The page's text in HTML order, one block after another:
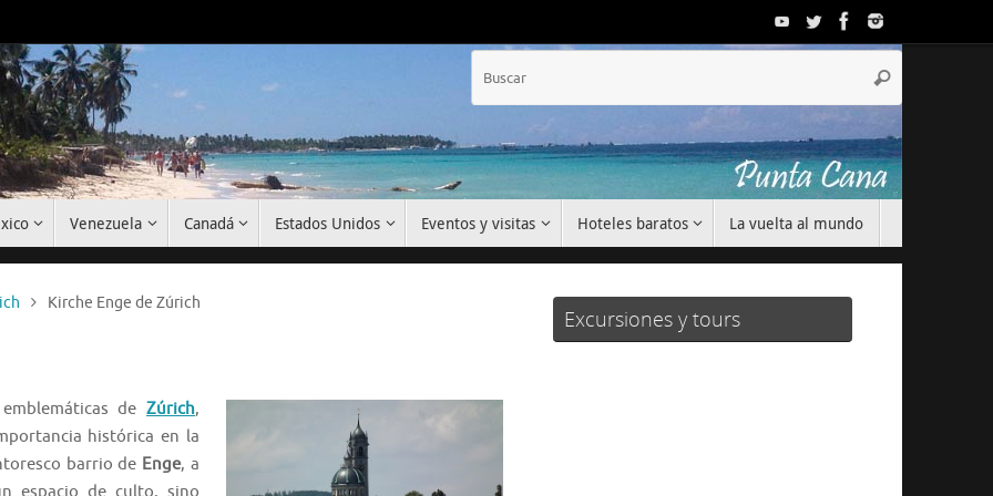
Buscar
Venezuela Canadá Estados Unidos Eventos y visitas Hoteles baratos La vuelta al mundo
Kirche Enge de Zúrich
deZúrich,
histórica en la
barrio de Enge, a
Excursiones y tours